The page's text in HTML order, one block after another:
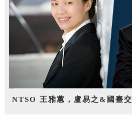
NTSO 王雅蕙，盧易之&國臺交